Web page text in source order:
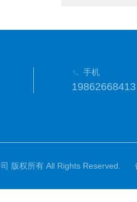
手机
19862668413
版权所有 All Rights Reserved.